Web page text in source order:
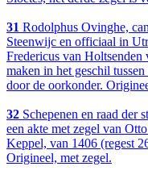
31 Rodolphus Ovinghe,
Steenwijc en officiaal in
Fredericus van Holtsenden
maken in het geschil
door de oorkonder.
32 Schepenen en raad der
een akte met zegel van
Keppel, van 1406 (regest
Origineel, met zegel.